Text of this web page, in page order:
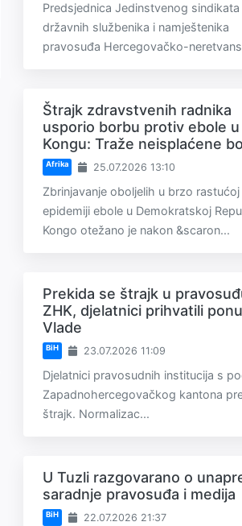
Predsjednica Jedinstvenog sindikata
državnih službenika i namještenika
pravosuđa Hercegovačko-
Štrajk zdravstvenih radnika
usporio borbu protiv ebole u
Kongu: Traže neisplaćene
Afrika 25.07.2026 13:10
Zbrinjavanje oboljelih u brzo rastućoj
epidemiji ebole u Demokratskoj
Kongo otežano je nakon &scaron...
Prekida se štrajk u
ZHK, djelatnici prihvatili
Vlade
BiH 23.07.2026 11:09
Djelatnici pravosudnih institucija s
Zapadnohercegovačkog kantona
štrajk. Normalizac...
U Tuzli razgovarano o
saradnje pravosuđa i medija
BiH 22.07.2026 21:37